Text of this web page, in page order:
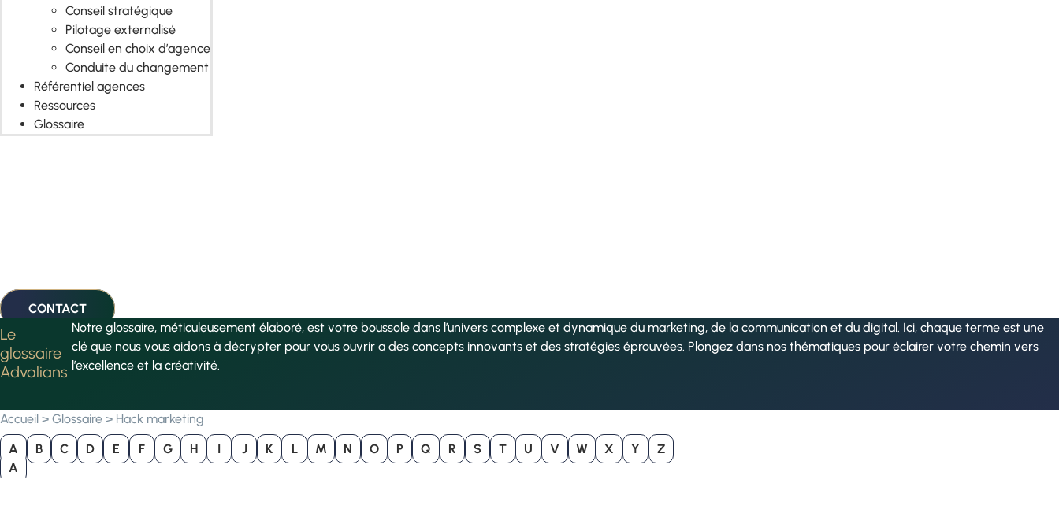
Conseil stratégique
Pilotage externalisé
Conseil en choix d’agence
Conduite du changement
Référentiel agences
Ressources
Glossaire
CONTACT
Le
glossaire
Advalians
Notre glossaire, méticuleusement élaboré, est votre boussole dans l’univers complexe et dynamique du marketing, de la communication et du digital. Ici, chaque terme est une
clé que nous vous aidons à décrypter pour vous ouvrir a des concepts innovants et des stratégies éprouvées. Plongez dans nos thématiques pour éclairer votre chemin vers
l’excellence et la créativité.
Accueil > Glossaire > Hack marketing
A B C D E F G H I J K L M N O P Q R S T U V W X Y
Z
A